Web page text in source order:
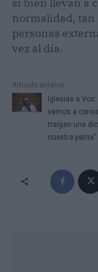
normalidad, tan
personas
vez al día.
Artículo anterior
Iglesias a Vox:
vamos a
traigan una
nuestra patria"